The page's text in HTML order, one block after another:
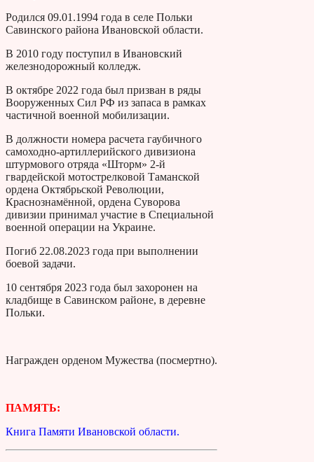
Родился 09.01.1994 года в селе Польки
Савинского района Ивановской области.
В 2010 году поступил в Ивановский
железнодорожный колледж.
В октябре 2022 года был призван в ряды
Вооруженных Сил РФ из запаса в рамках
частичной военной мобилизации.
В должности номера расчета гаубичного
самоходно-артиллерийского дивизиона
штурмового отряда «Шторм» 2-й
гвардейской мотострелковой Таманской
ордена Октябрьской Революции,
Краснознамённой, ордена Суворова
дивизии принимал участие в Специальной
военной операции на Украине.
Погиб 22.08.2023 года при выполнении
боевой задачи.
10 сентября 2023 года был захоронен на
кладбище в Савинском районе, в деревне
Польки.
Награжден орденом Мужества (посмертно).
ПАМЯТЬ:
Книга Памяти Ивановской области.